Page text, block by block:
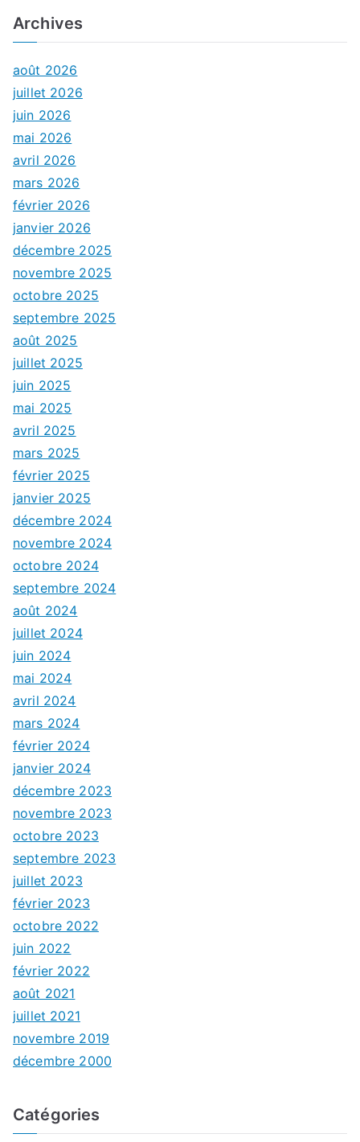
Archives
août 2026
juillet 2026
juin 2026
mai 2026
avril 2026
mars 2026
février 2026
janvier 2026
décembre 2025
novembre 2025
octobre 2025
septembre 2025
août 2025
juillet 2025
juin 2025
mai 2025
avril 2025
mars 2025
février 2025
janvier 2025
décembre 2024
novembre 2024
octobre 2024
septembre 2024
août 2024
juillet 2024
juin 2024
mai 2024
avril 2024
mars 2024
février 2024
janvier 2024
décembre 2023
novembre 2023
octobre 2023
septembre 2023
juillet 2023
février 2023
octobre 2022
juin 2022
février 2022
août 2021
juillet 2021
novembre 2019
décembre 2000
Catégories